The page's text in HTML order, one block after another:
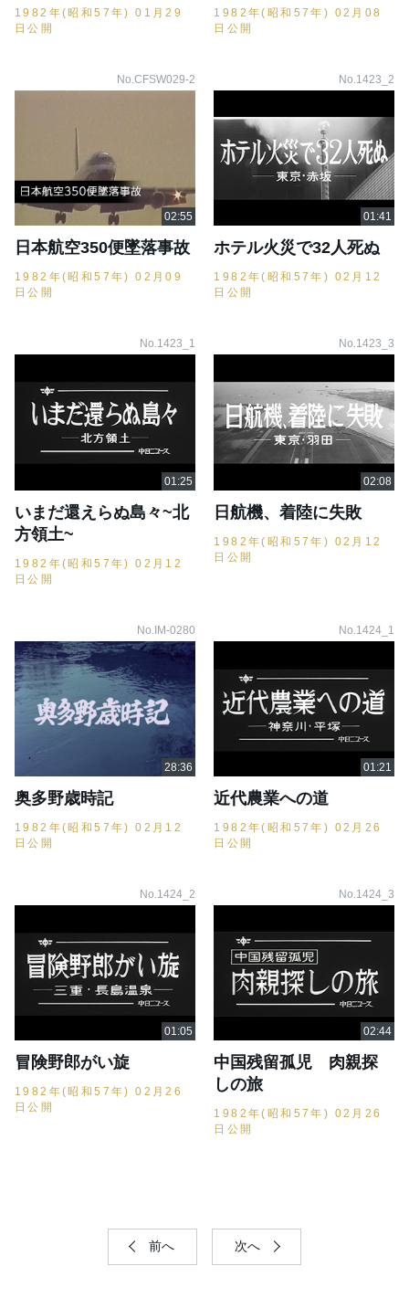
1982年(昭和57年) 01月29
日公開
1982年(昭和57年) 02月08
日公開
No.CFSW029-2
日本航空350便墜落事故
1982年(昭和57年) 02月09
日公開
No.1423_2
ホテル火災で32人死ぬ
1982年(昭和57年) 02月12
日公開
No.1423_1
いまだ還えらぬ島々~北
方領土~
1982年(昭和57年) 02月12
日公開
No.1423_3
日航機、着陸に失敗
1982年(昭和57年) 02月12
日公開
No.IM-0280
奥多野歳時記
1982年(昭和57年) 02月12
日公開
No.1424_1
近代農業への道
1982年(昭和57年) 02月26
日公開
No.1424_2
冒険野郎がい旋
1982年(昭和57年) 02月26
日公開
No.1424_3
中国残留孤児 肉親探
しの旅
1982年(昭和57年) 02月26
日公開
前へ 次へ